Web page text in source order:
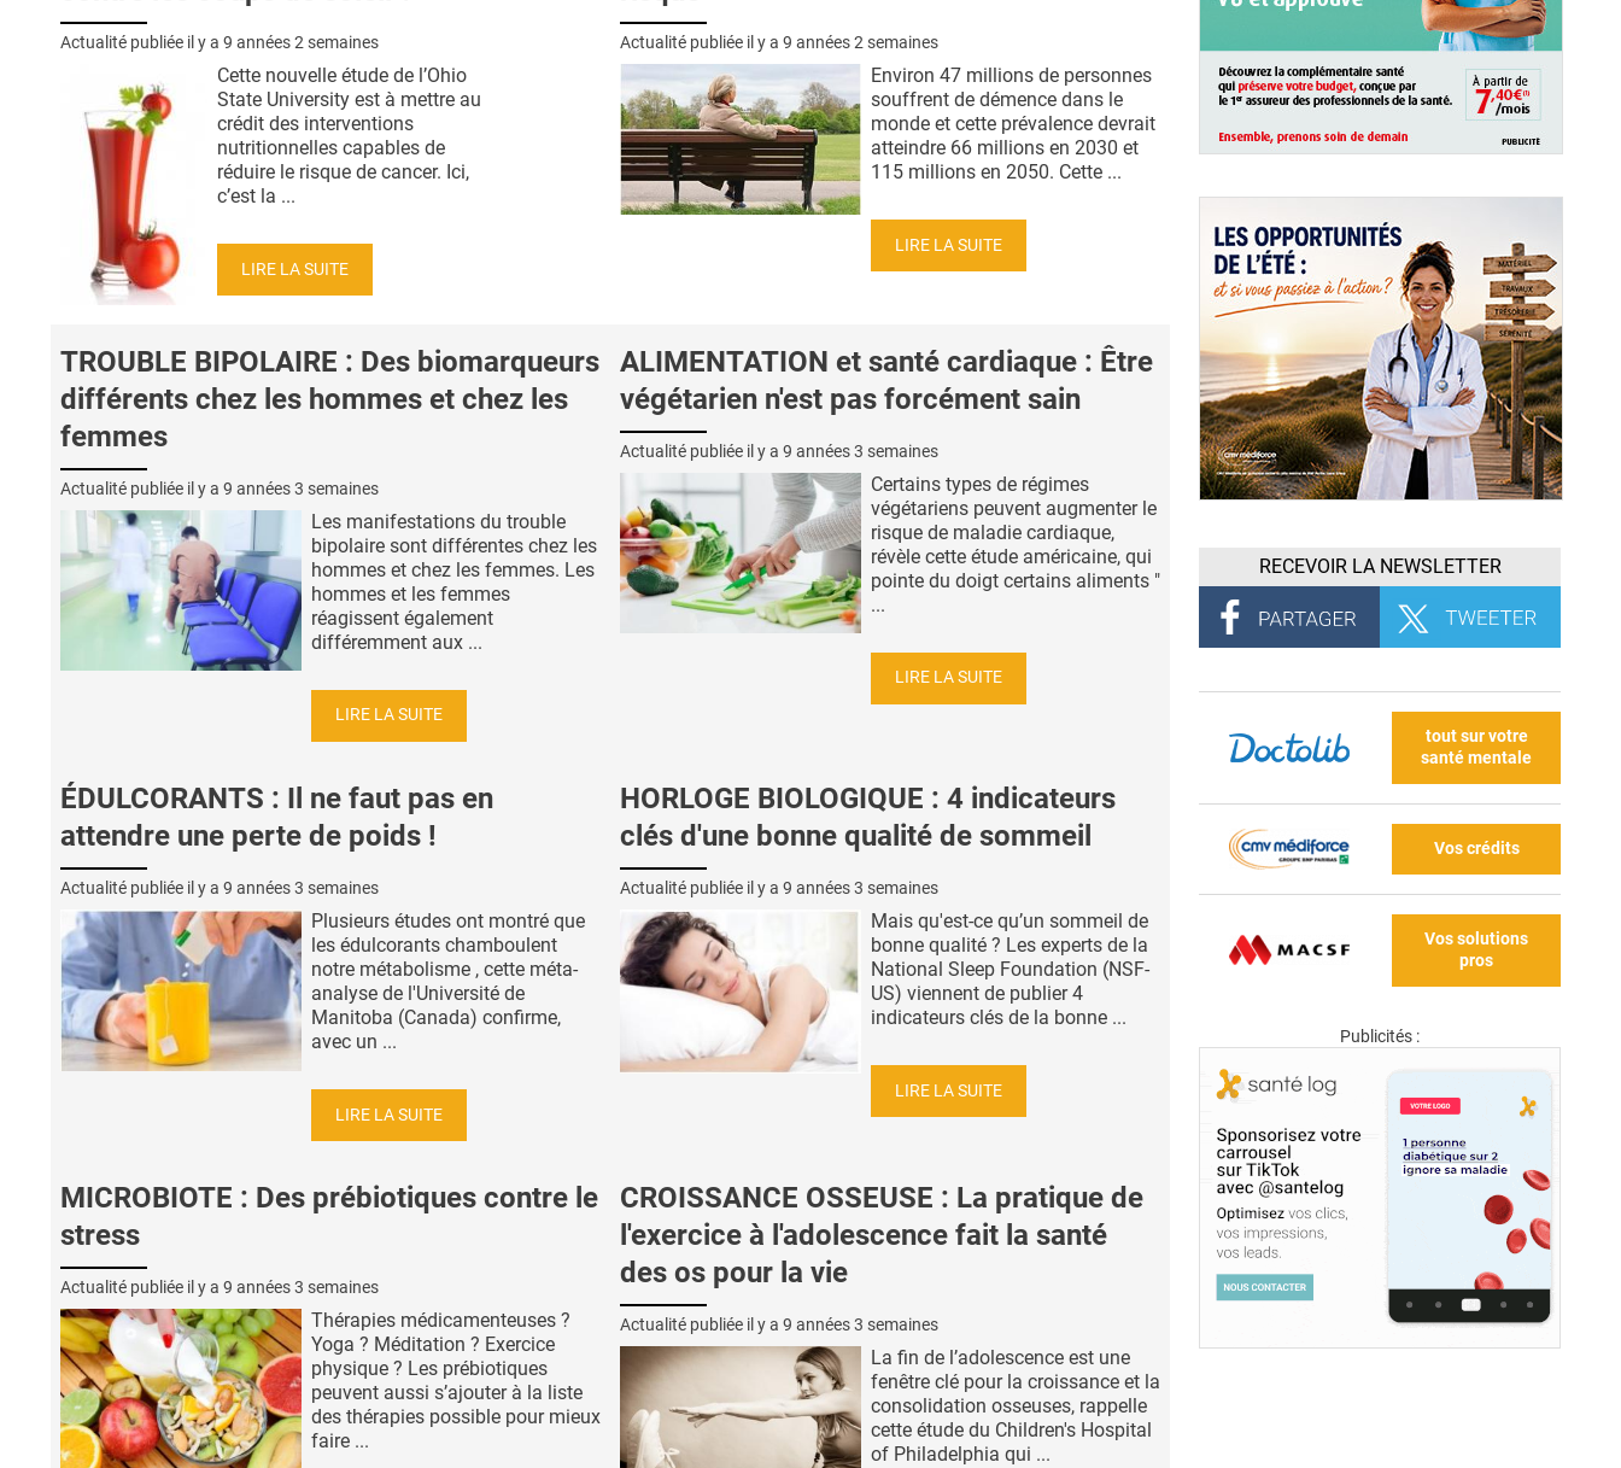
Actualité publiée il y a 9 années 2 semaines
Cette nouvelle étude de l’Ohio
State University est à mettre au
crédit des interventions
nutritionnelles capables de
réduire le risque de cancer. Ici,
c’est la ...
LIRE LA SUITE
Actualité publiée il y a 9 années 2 semaines
Environ 47 millions de personnes
souffrent de démence dans le
monde et cette prévalence devrait
atteindre 66 millions en 2030 et
115 millions en 2050. Cette ...
LIRE LA SUITE
TROUBLE BIPOLAIRE : Des biomarqueurs
différents chez les hommes et chez les
femmes
Actualité publiée il y a 9 années 3 semaines
Les manifestations du trouble
bipolaire sont différentes chez les
hommes et chez les femmes. Les
hommes et les femmes
réagissent également
différemment aux ...
LIRE LA SUITE
ALIMENTATION et santé cardiaque : Être
végétarien n'est pas forcément sain
Actualité publiée il y a 9 années 3 semaines
Certains types de régimes
végétariens peuvent augmenter le
risque de maladie cardiaque,
révèle cette étude américaine, qui
pointe du doigt certains aliments "
...
LIRE LA SUITE
ÉDULCORANTS : Il ne faut pas en
attendre une perte de poids !
Actualité publiée il y a 9 années 3 semaines
Plusieurs études ont montré que
les édulcorants chamboulent
notre métabolisme , cette méta-
analyse de l'Université de
Manitoba (Canada) confirme,
avec un ...
LIRE LA SUITE
HORLOGE BIOLOGIQUE : 4 indicateurs
clés d'une bonne qualité de sommeil
Actualité publiée il y a 9 années 3 semaines
Mais qu'est-ce qu’un sommeil de
bonne qualité ? Les experts de la
National Sleep Foundation (NSF-
US) viennent de publier 4
indicateurs clés de la bonne ...
LIRE LA SUITE
MICROBIOTE : Des prébiotiques contre le
stress
Actualité publiée il y a 9 années 3 semaines
Thérapies médicamenteuses ?
Yoga ? Méditation ? Exercice
physique ? Les prébiotiques
peuvent aussi s’ajouter à la liste
des thérapies possible pour mieux
faire ...
CROISSANCE OSSEUSE : La pratique de
l'exercice à l'adolescence fait la santé
des os pour la vie
Actualité publiée il y a 9 années 3 semaines
La fin de l’adolescence est une
fenêtre clé pour la croissance et la
consolidation osseuses, rappelle
cette étude du Children's Hospital
of Philadelphia qui ...
RECEVOIR LA NEWSLETTER
tout sur votre
santé mentale
Vos crédits
Vos solutions
pros
Publicités :